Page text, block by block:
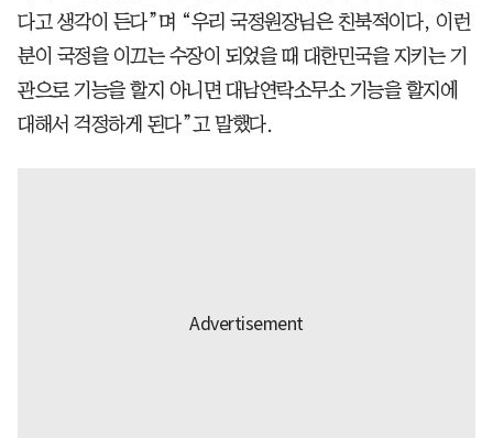
다고 생각이 든다”며 “우리 국정원장님은 친북적이다, 이런
분이 국정을 이끄는 수장이 되었을 때 대한민국을 지키는 기
관으로 기능을 할지 아니면 대남연락소무소 기능을 할지에
대해서 걱정하게 된다”고 말했다.